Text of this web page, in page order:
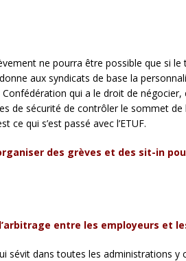
ne pourra être possible que si
aux syndicats de base la
qui a le droit de
de sécurité de contrôler le sommet
qui s’est passé avec l’ETUF.
des grèves et des sit-in
entre les employeurs et
sévit dans toutes les administrations